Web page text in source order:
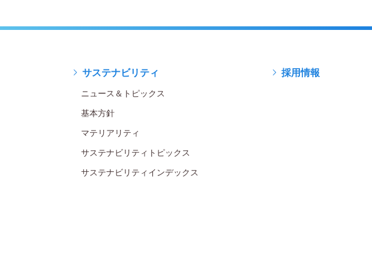
サステナビリティ
ニュース＆トピックス
基本方針
マテリアリティ
サステナビリティトピックス
サステナビリティインデックス
採用情報